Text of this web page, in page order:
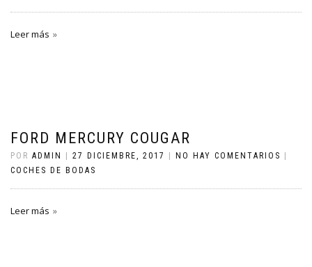
Leer más
FORD MERCURY COUGAR
POR ADMIN 27 DICIEMBRE, 2017 NO HAY COMENTARIOS
COCHES DE BODAS
Leer más